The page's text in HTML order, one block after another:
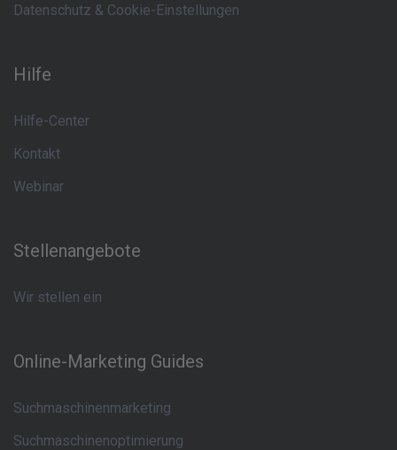
Datenschutz & Cookie-Einstellungen
Hilfe
Hilfe-Center
Kontakt
Webinar
Stellenangebote
Wir stellen ein
Online-Marketing Guides
Suchmaschinenmarketing
Suchmaschinenoptimierung